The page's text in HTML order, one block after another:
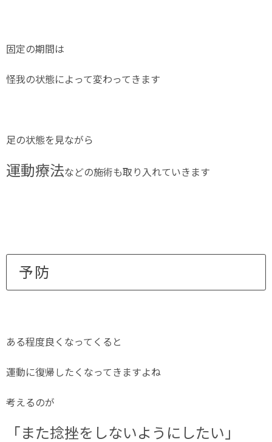
固定の期間は
怪我の状態によって変わってきます
足の状態を見ながら
運動療法などの施術も取り入れていきます
予防
ある程度良くなってくると
運動に復帰したくなってきますよね
考えるのが
「また捻挫をしないようにしたい」